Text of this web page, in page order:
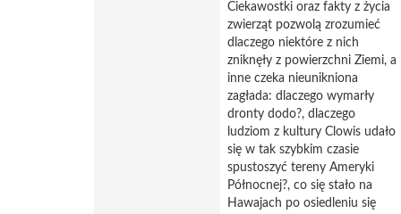
Ciekawostki oraz fakty z życia
zwierząt pozwolą zrozumieć
dlaczego niektóre z nich
zniknęły z powierzchni Ziemi, a
inne czeka nieunikniona
zagłada: dlaczego wymarły
dronty dodo?, dlaczego
ludziom z kultury Clowis udało
się w tak szybkim czasie
spustoszyć tereny Ameryki
Północnej?, co się stało na
Hawajach po osiedleniu się